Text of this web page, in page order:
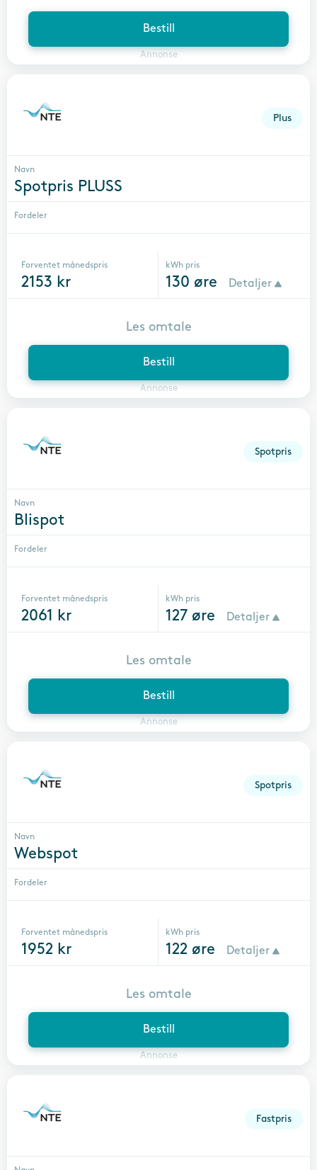
Bestill
Annonse
Plus
Navn
Spotpris PLUSS
Fordeler
Forventet månedspris
2153 kr
kWh pris
130 øre Detaljer
Bestill
Annonse
Les omtale
Spotpris
Navn
Blispot
Fordeler
Forventet månedspris
2061 kr
kWh pris
127 øre Detaljer
Bestill
Annonse
Les omtale
Spotpris
Navn
Webspot
Fordeler
Forventet månedspris
1952 kr
kWh pris
122 øre Detaljer
Bestill
Annonse
Les omtale
Fastpris